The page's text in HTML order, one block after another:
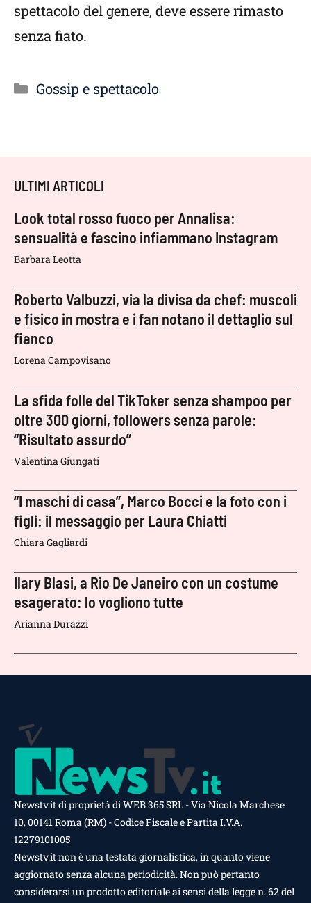
spettacolo del genere, deve essere rimasto
senza fiato.
Categorie
Gossip e spettacolo
ULTIMI ARTICOLI
Look total rosso fuoco per Annalisa:
sensualità e fascino infiammano Instagram
Barbara Leotta
Roberto Valbuzzi, via la divisa da chef: muscoli
e fisico in mostra e i fan notano il dettaglio sul
fianco
Lorena Campovisano
La sfida folle del TikToker senza shampoo per
oltre 300 giorni, followers senza parole:
“Risultato assurdo”
Valentina Giungati
“I maschi di casa”, Marco Bocci e la foto con i
figli: il messaggio per Laura Chiatti
Chiara Gagliardi
Ilary Blasi, a Rio De Janeiro con un costume
esagerato: lo vogliono tutte
Arianna Durazzi
Newstv.it di proprietà di WEB 365 SRL - Via Nicola Marchese
10, 00141 Roma (RM) - Codice Fiscale e Partita I.V.A.
12279101005
Newstv.it non è una testata giornalistica, in quanto viene
aggiornato senza alcuna periodicità. Non può pertanto
considerarsi un prodotto editoriale ai sensi della legge n. 62 del